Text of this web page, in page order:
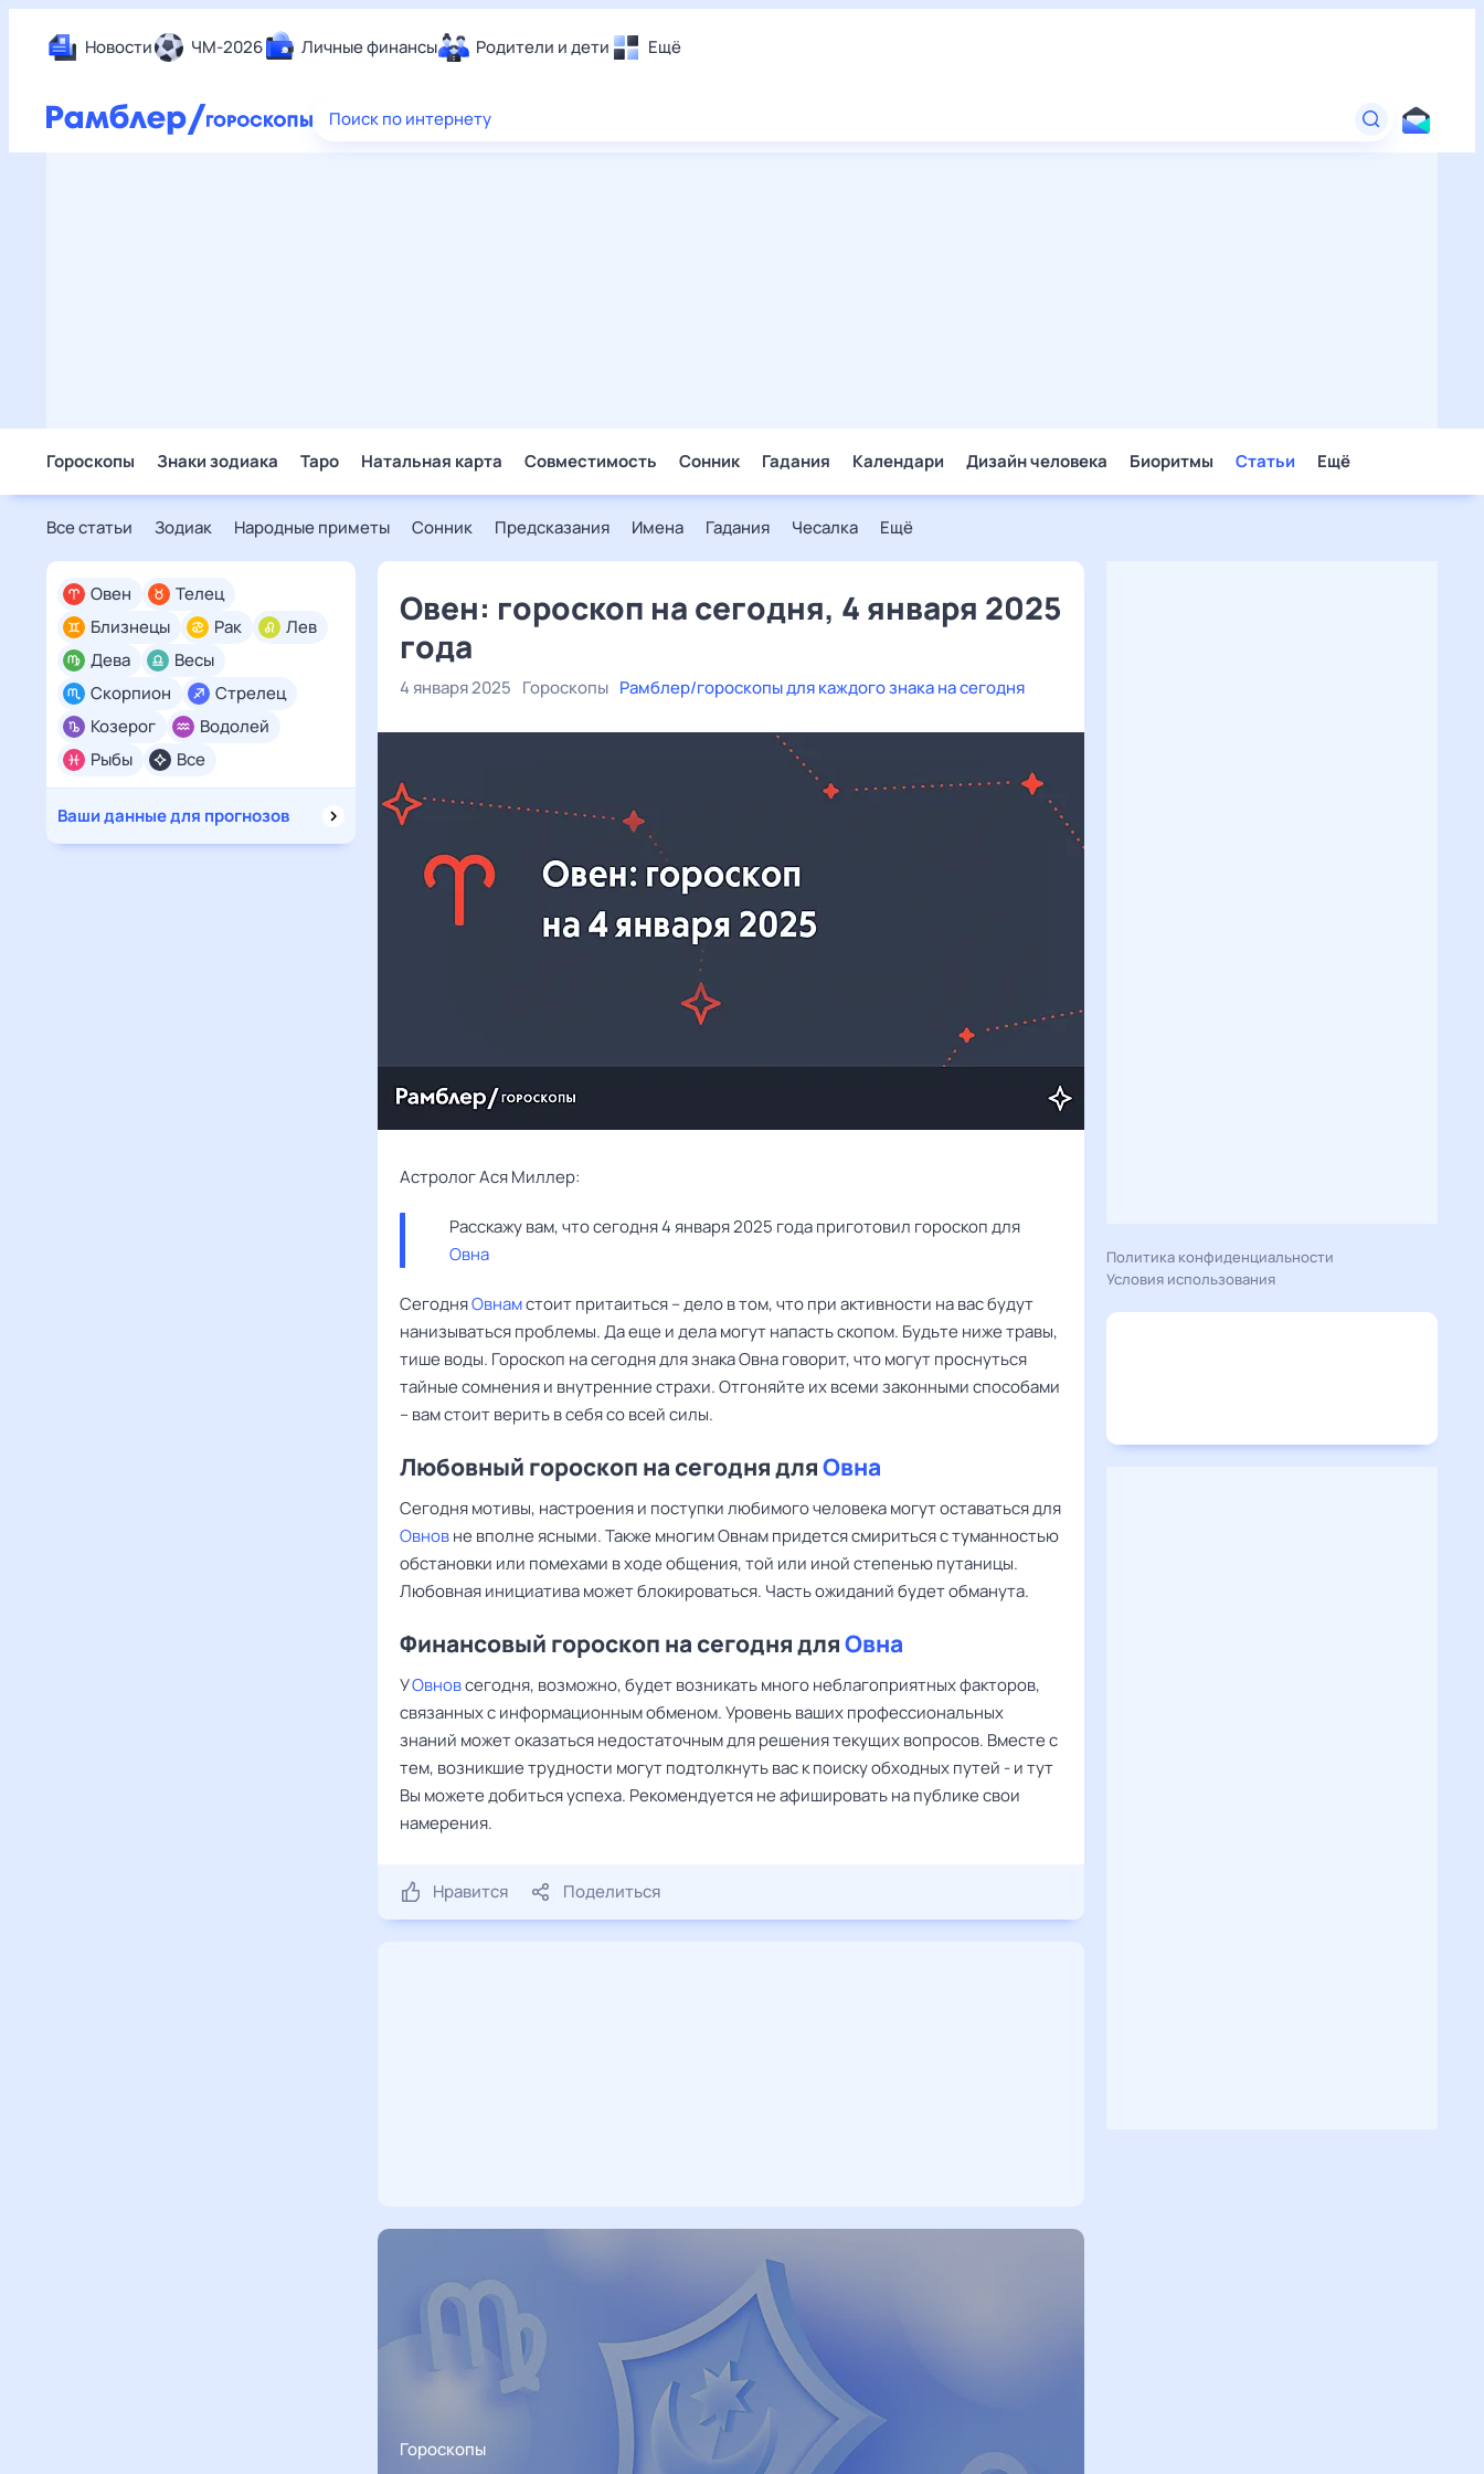
Новости ЧМ-2026 Личные финансы Родители и дети Ещё
Еда
Поиск по интернету
Гороскопы Знаки зодиака Таро Натальная карта Совместимость Сонник Гадания Календари Дизайн человека Биоритмы Статьи Ещё
Все статьи Зодиак Народные приметы Сонник Предсказания Имена Гадания Чесалка Ещё
Все
Овен
Телец
Близнецы
Рак
Лев
Дева
Весы
Скорпион
Стрелец
Козерог
Водолей
Рыбы
Ваши данные для прогнозов
Овен: гороскоп на сегодня, 4 января 2025
года
4 января 2025 Гороскопы Рамблер/гороскопы для каждого знака на сегодня
Астролог Ася Миллер:
Овна
СегодняОвнамстоит притаиться – дело в том, что при активности на вас будут
нанизываться проблемы. Да еще и дела могут напасть скопом. Будьте ниже травы,
тише воды. Гороскоп на сегодня для знака Овна говорит, что могут проснуться
тайные сомнения и внутренние страхи. Отгоняйте их всеми законными способами
– вам стоит верить в себя со всей силы.
Любовный гороскоп на сегодня дляОвна
Сегодня мотивы, настроения и поступки любимого человека могут оставаться для
Овновне вполне ясными. Также многим Овнам придется смириться с туманностью
обстановки или помехами в ходе общения, той или иной степенью путаницы.
Любовная инициатива может блокироваться. Часть ожиданий будет обманута.
Финансовый гороскоп на сегодня дляОвна
УОвновсегодня, возможно, будет возникать много неблагоприятных факторов,
связанных с информационным обменом. Уровень ваших профессиональных
знаний может оказаться недостаточным для решения текущих вопросов. Вместе с
тем, возникшие трудности могут подтолкнуть вас к поиску обходных путей - и тут
Вы можете добиться успеха. Рекомендуется не афишировать на публике свои
намерения.
Нравится Поделиться
Гороскопы
Политика конфиденциальности
Условия использования